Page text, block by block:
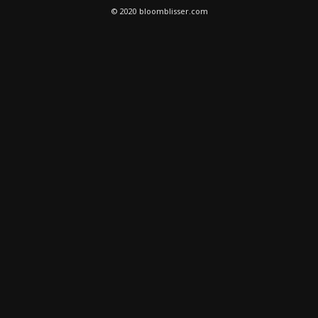
© 2020 bloomblisser.com